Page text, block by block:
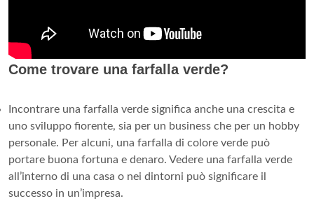
Come trovare una farfalla verde?
Incontrare una farfalla verde significa anche una crescita e
uno sviluppo fiorente, sia per un business che per un hobby
personale. Per alcuni, una farfalla di colore verde può
portare buona fortuna e denaro. Vedere una farfalla verde
all’interno di una casa o nei dintorni può significare il
successo in un’impresa.